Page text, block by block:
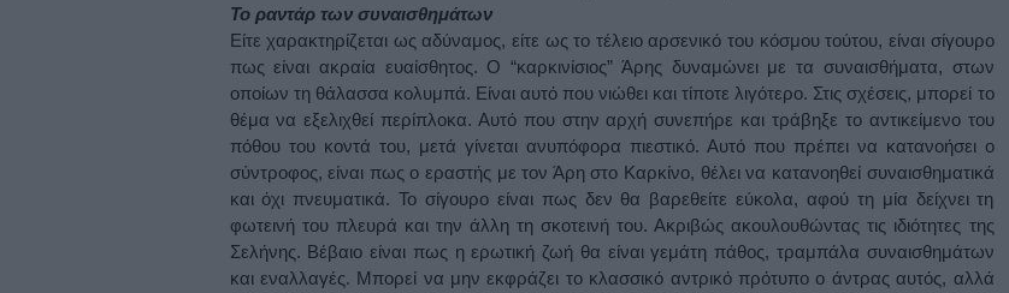
Το ραντάρ των συναισθημάτων
Είτε χαρακτηρίζεται ως αδύναμος, είτε ως το τέλειο αρσενικό του κόσμου τούτου, είναι σίγουρο
πως είναι ακραία ευαίσθητος. Ο “καρκινίσιος” Άρης δυναμώνει με τα συναισθήματα, στων
οποίων τη θάλασσα κολυμπά. Είναι αυτό που νιώθει και τίποτε λιγότερο. Στις σχέσεις, μπορεί το
θέμα να εξελιχθεί περίπλοκα. Αυτό που στην αρχή συνεπήρε και τράβηξε το αντικείμενο του
πόθου του κοντά του, μετά γίνεται ανυπόφορα πιεστικό. Αυτό που πρέπει να κατανοήσει ο
σύντροφος, είναι πως ο εραστής με τον Άρη στο Καρκίνο, θέλει να κατανοηθεί συναισθηματικά
και όχι πνευματικά. Το σίγουρο είναι πως δεν θα βαρεθείτε εύκολα, αφού τη μία δείχνει τη
φωτεινή του πλευρά και την άλλη τη σκοτεινή του. Ακριβώς ακουλουθώντας τις ιδιότητες της
Σελήνης. Βέβαιο είναι πως η ερωτική ζωή θα είναι γεμάτη πάθος, τραμπάλα συναισθημάτων
και εναλλαγές. Μπορεί να μην εκφράζει το κλασσικό αντρικό πρότυπο ο άντρας αυτός, αλλά